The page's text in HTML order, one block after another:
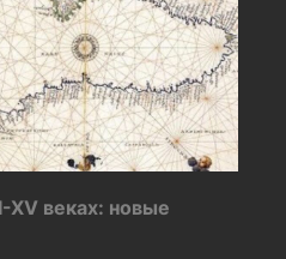
XV веках: новые